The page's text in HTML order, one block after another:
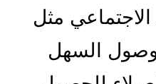
مثل
السهل